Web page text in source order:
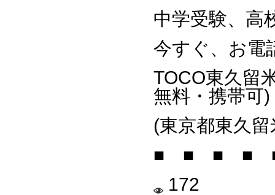
中学受験、高
今すぐ、お電
TOCO東久留
無料・携帯可)
(東京都東久
■ ■ ■ ■
172